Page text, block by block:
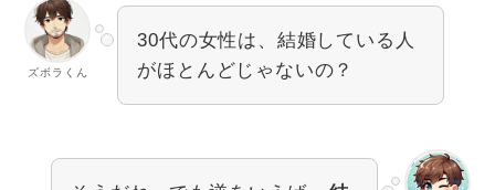
ズボラくん
30代の女性は、結婚している人
がほとんどじゃないの？